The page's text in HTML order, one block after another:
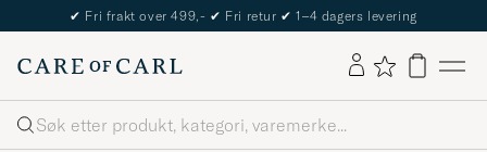
✔ Fri frakt over 499,- ✔ Fri retur ✔ 1–4 dagers levering
Søk